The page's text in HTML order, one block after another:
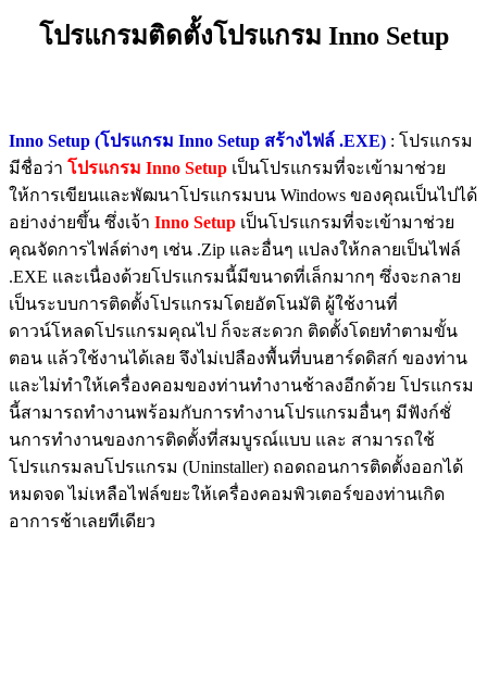
โปรแกรมติดตั้งโปรแกรม Inno Setup
Inno Setup (โปรแกรม Inno Setup สร้างไฟล์ .EXE) : โปรแกรม
มีชื่อว่า โปรแกรม Inno Setup เป็นโปรแกรมที่จะเข้ามาช่วย
ให้การเขียนและพัฒนาโปรแกรมบน Windows ของคุณเป็นไปได้
อย่างง่ายขึ้น ซึ่งเจ้า Inno Setup เป็นโปรแกรมที่จะเข้ามาช่วย
คุณจัดการไฟล์ต่างๆ เช่น .Zip และอื่นๆ แปลงให้กลายเป็นไฟล์
.EXE และเนื่องด้วยโปรแกรมนี้มีขนาดที่เล็กมากๆ ซึ่งจะกลาย
เป็นระบบการติดตั้งโปรแกรมโดยอัตโนมัติ ผู้ใช้งานที่
ดาวน์โหลดโปรแกรมคุณไป ก็จะสะดวก ติดตั้งโดยทำตามขั้น
ตอน แล้วใช้งานได้เลย จึงไม่เปลืองพื้นที่บนฮาร์ดดิสก์ ของท่าน
และไม่ทำให้เครื่องคอมของท่านทำงานช้าลงอีกด้วย โปรแกรม
นี้สามารถทำงานพร้อมกับการทำงานโปรแกรมอื่นๆ มีฟังก์ชั่
นการทำงานของการติดตั้งที่สมบูรณ์แบบ และ สามารถใช้
โปรแกรมลบโปรแกรม (Uninstaller) ถอดถอนการติดตั้งออกได้
หมดจด ไม่เหลือไฟล์ขยะให้เครื่องคอมพิวเตอร์ของท่านเกิด
อาการช้าเลยทีเดียว